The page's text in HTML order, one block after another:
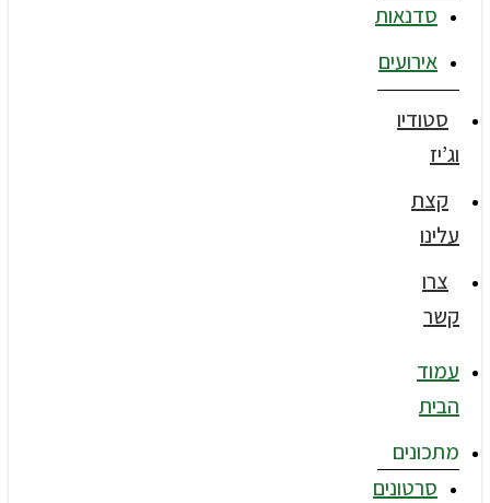
סדנאות
אירועים
סטודיו
וג’יז
קצת
עלינו
צרו
קשר
עמוד
הבית
מתכונים
סרטונים